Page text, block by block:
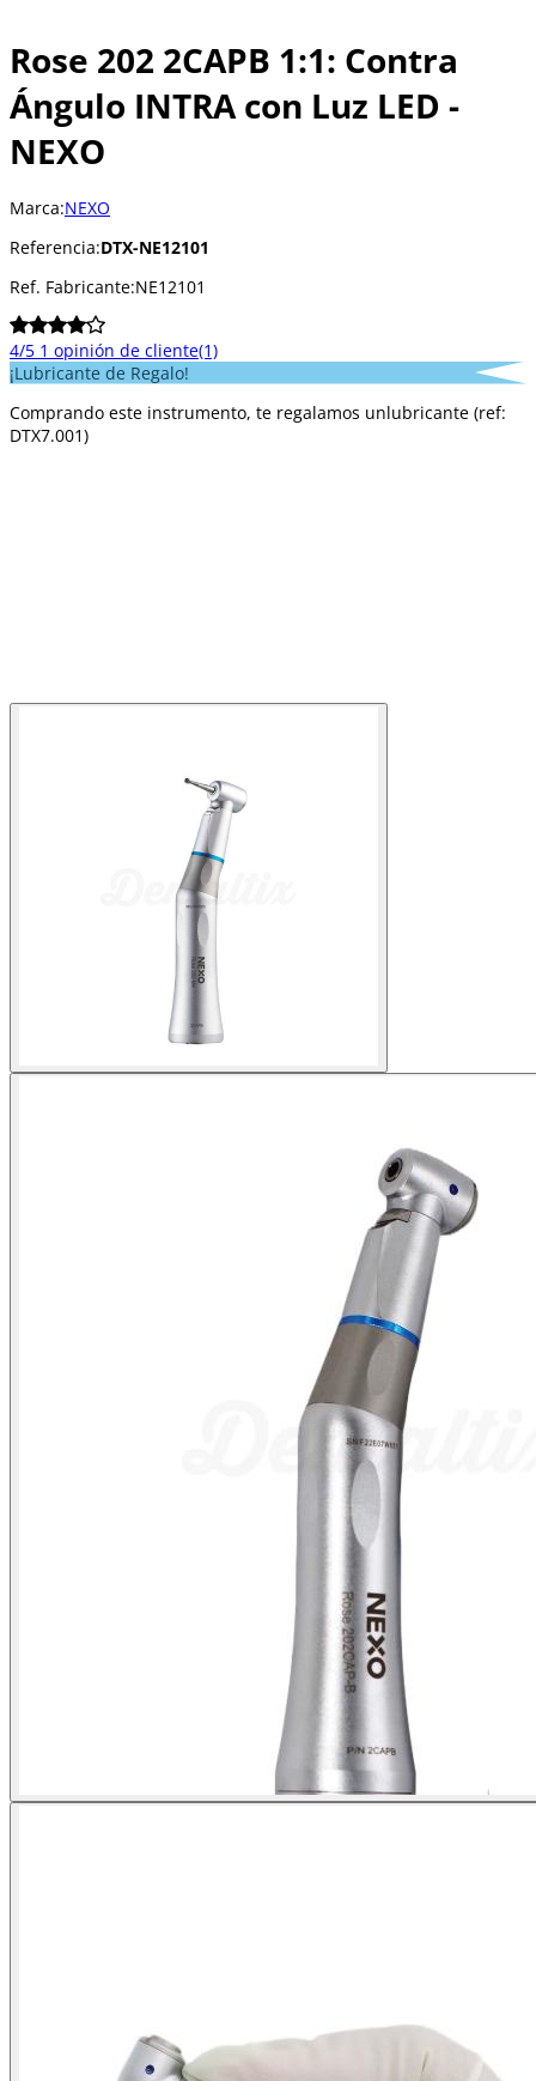
Rose 202 2CAPB 1:1: Contra
Ángulo INTRA con Luz LED -
NEXO
Marca:NEXO
Referencia:DTX-NE12101
Ref. Fabricante:NE12101
4/5 1 opinión de cliente(1)
¡Lubricante de Regalo!
Comprando este instrumento, te regalamos unlubricante (ref:
DTX7.001)